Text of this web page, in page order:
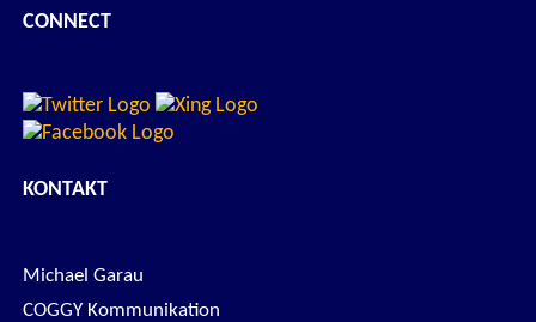
CONNECT
KONTAKT
Michael Garau
COGGY Kommunikation